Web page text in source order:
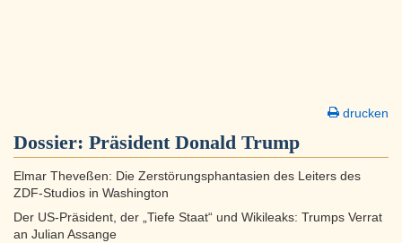
drucken
Dossier: Präsident Donald Trump
Elmar Theveßen: Die Zerstörungsphantasien des Leiters des
ZDF-Studios in Washington
Der US-Präsident, der „Tiefe Staat“ und Wikileaks: Trumps Verrat
an Julian Assange